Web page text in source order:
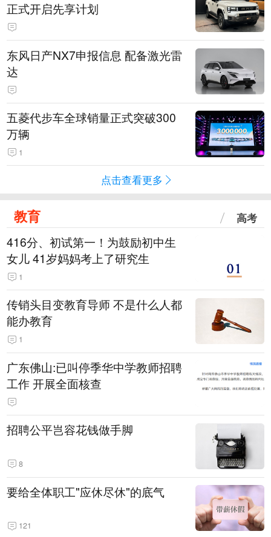
正式开启先享计划
东风日产NX7申报信息 配备激光雷
达
五菱代步车全球销量正式突破300
万辆
1
点击查看更多
教育 高考
416分、初试第一！为鼓励初中生
女儿 41岁妈妈考上了研究生
1
传销头目变教育导师 不是什么人都
能办教育
1
广东佛山:已叫停季华中学教师招聘
工作 开展全面核查
招聘公平岂容花钱做手脚
8
要给全体职工"应休尽休"的底气
121